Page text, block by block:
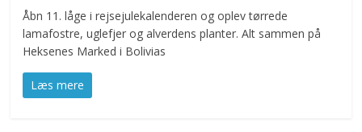
Åbn 11. låge i rejsejulekalenderen og oplev tørrede
lamafostre, uglefjer og alverdens planter. Alt sammen på
Heksenes Marked i Bolivias
Læs mere